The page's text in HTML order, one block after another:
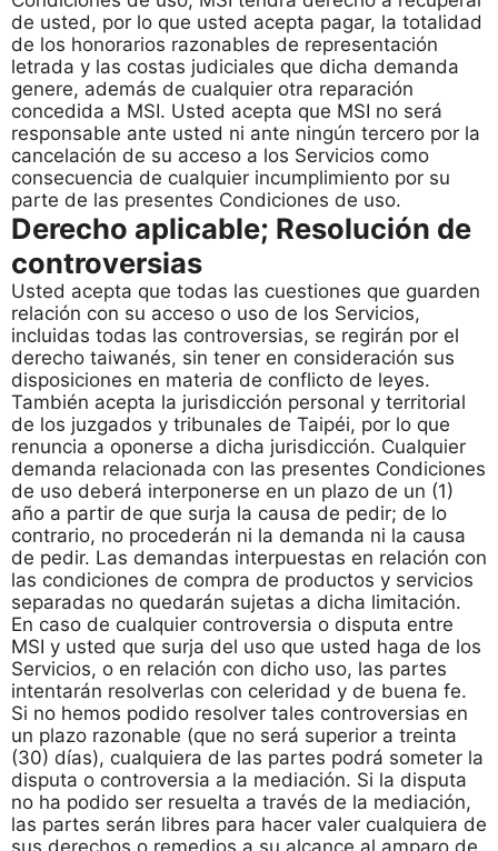
de usted, por lo que usted acepta pagar, la totalidad
de los honorarios razonables de representación
letrada y las costas judiciales que dicha demanda
genere, además de cualquier otra reparación
concedida a MSI. Usted acepta que MSI no será
responsable ante usted ni ante ningún tercero por la
cancelación de su acceso a los Servicios como
consecuencia de cualquier incumplimiento por su
parte de las presentes Condiciones de uso.
Derecho aplicable; Resolución de
controversias
Usted acepta que todas las cuestiones que guarden
relación con su acceso o uso de los Servicios,
incluidas todas las controversias, se regirán por el
derecho taiwanés, sin tener en consideración sus
disposiciones en materia de conflicto de leyes.
También acepta la jurisdicción personal y territorial
de los juzgados y tribunales de Taipéi, por lo que
renuncia a oponerse a dicha jurisdicción. Cualquier
demanda relacionada con las presentes Condiciones
de uso deberá interponerse en un plazo de un (1)
año a partir de que surja la causa de pedir; de lo
contrario, no procederán ni la demanda ni la causa
de pedir. Las demandas interpuestas en relación con
las condiciones de compra de productos y servicios
separadas no quedarán sujetas a dicha limitación.
En caso de cualquier controversia o disputa entre
MSI y usted que surja del uso que usted haga de los
Servicios, o en relación con dicho uso, las partes
intentarán resolverlas con celeridad y de buena fe.
Si no hemos podido resolver tales controversias en
un plazo razonable (que no será superior a treinta
(30) días), cualquiera de las partes podrá someter la
disputa o controversia a la mediación. Si la disputa
no ha podido ser resuelta a través de la mediación,
las partes serán libres para hacer valer cualquiera de
sus derechos o remedios a su alcance al amparo de